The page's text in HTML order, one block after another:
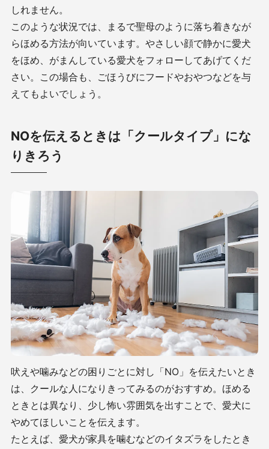
しれません。
このような状況では、まるで聖母のように落ち着きなが
らほめる方法が向いています。やさしい顔で静かに愛犬
をほめ、がまんしている愛犬をフォローしてあげてくだ
さい。この場合も、ごほうびにフードやおやつなどを与
えてもよいでしょう。
NOを伝えるときは「クールタイプ」にな
りきろう
吠えや噛みなどの困りごとに対し「NO」を伝えたいとき
は、クールな人になりきってみるのがおすすめ。ほめる
ときとは異なり、少し怖い雰囲気を出すことで、愛犬に
やめてほしいことを伝えます。
たとえば、愛犬が家具を噛むなどのイタズラをしたとき